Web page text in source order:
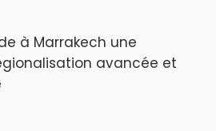
à Marrakech une
avancée et